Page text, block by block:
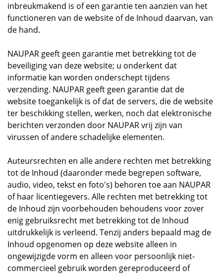
inbreukmakend is of een garantie ten aanzien van het
functioneren van de website of de Inhoud daarvan, van
de hand.
NAUPAR geeft geen garantie met betrekking tot de
beveiliging van deze website; u onderkent dat
informatie kan worden onderschept tijdens
verzending. NAUPAR geeft geen garantie dat de
website toegankelijk is of dat de servers, die de website
ter beschikking stellen, werken, noch dat elektronische
berichten verzonden door NAUPAR vrij zijn van
virussen of andere schadelijke elementen.
Auteursrechten en alle andere rechten met betrekking
tot de Inhoud (daaronder mede begrepen software,
audio, video, tekst en foto's) behoren toe aan NAUPAR
of haar licentiegevers. Alle rechten met betrekking tot
de Inhoud zijn voorbehouden behoudens voor zover
enig gebruiksrecht met betrekking tot de Inhoud
uitdrukkelijk is verleend. Tenzij anders bepaald mag de
Inhoud opgenomen op deze website alleen in
ongewijzigde vorm en alleen voor persoonlijk niet-
commercieel gebruik worden gereproduceerd of